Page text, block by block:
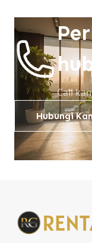
Call
Hubungi